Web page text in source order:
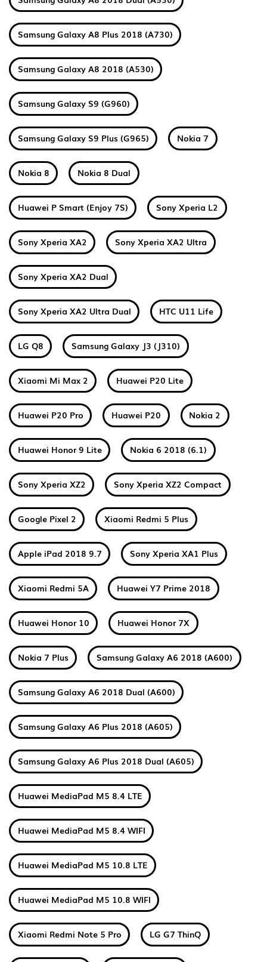
Samsung Galaxy A8 Plus 2018 (A730)
Samsung Galaxy A8 2018 (A530)
Samsung Galaxy S9 (G960)
Samsung Galaxy S9 Plus (G965) Nokia 7
Nokia 8 Nokia 8 Dual
Huawei P Smart (Enjoy 7S) Sony Xperia L2
Sony Xperia XA2 Sony Xperia XA2 Ultra
Sony Xperia XA2 Dual
Sony Xperia XA2 Ultra Dual HTC U11 Life
LG Q8 Samsung Galaxy J3 (J310)
Xiaomi Mi Max 2 Huawei P20 Lite
Huawei P20 Pro Huawei P20 Nokia 2
Huawei Honor 9 Lite Nokia 6 2018 (6.1)
Sony Xperia XZ2 Sony Xperia XZ2 Compact
Google Pixel 2 Xiaomi Redmi 5 Plus
Apple iPad 2018 9.7 Sony Xperia XA1 Plus
Xiaomi Redmi 5A Huawei Y7 Prime 2018
Huawei Honor 10 Huawei Honor 7X
Nokia 7 Plus Samsung Galaxy A6 2018 (A600)
Samsung Galaxy A6 2018 Dual (A600)
Samsung Galaxy A6 Plus 2018 (A605)
Samsung Galaxy A6 Plus 2018 Dual (A605)
Huawei MediaPad M5 8.4 LTE
Huawei MediaPad M5 8.4 WIFI
Huawei MediaPad M5 10.8 LTE
Huawei MediaPad M5 10.8 WIFI
Xiaomi Redmi Note 5 Pro LG G7 ThinQ